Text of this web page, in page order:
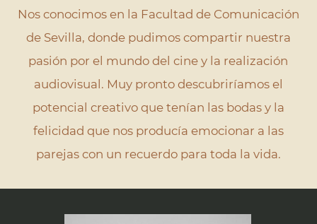
Nos conocimos en la Facultad de Comunicación
de Sevilla, donde pudimos compartir nuestra
pasión por el mundo del cine y la realización
audiovisual. Muy pronto descubriríamos el
potencial creativo que tenían las bodas y la
felicidad que nos producía emocionar a las
parejas con un recuerdo para toda la vida.